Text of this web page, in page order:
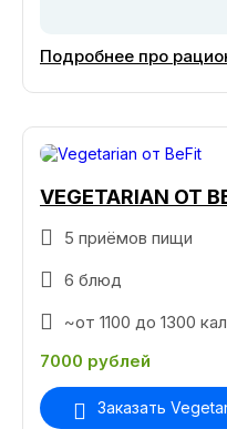
Подробнее про
VEGETARIAN ОТ
5 приёмов пищи
6 блюд
~от 1100 до 1300
7000 рублей
Заказать